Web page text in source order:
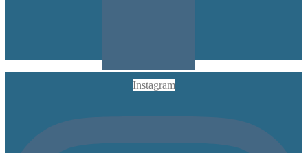
Instagram